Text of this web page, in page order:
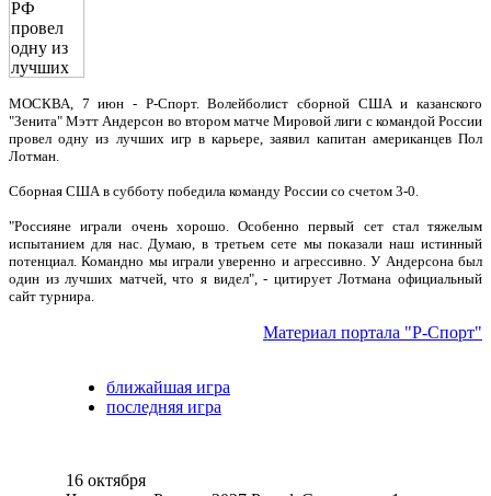
МОСКВА, 7 июн - Р-Спорт. Волейболист сборной США и казанского
"Зенита" Мэтт Андерсон во втором матче Мировой лиги с командой России
провел одну из лучших игр в карьере, заявил капитан американцев Пол
Лотман.
Сборная США в субботу победила команду России со счетом 3-0.
"Россияне играли очень хорошо. Особенно первый сет стал тяжелым
испытанием для нас. Думаю, в третьем сете мы показали наш истинный
потенциал. Командно мы играли уверенно и агрессивно. У Андерсона был
один из лучших матчей, что я видел", - цитирует Лотмана официальный
сайт турнира.
Материал портала "Р-Спорт"
ближайшая игра
последняя игра
16 октября